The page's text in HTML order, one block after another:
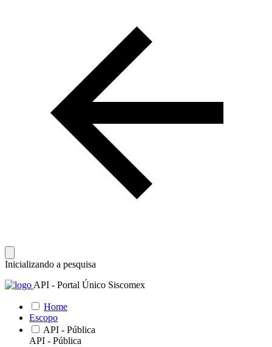
Inicializando a pesquisa
API - Portal Único Siscomex
Home
Escopo
API - Pública
API - Pública